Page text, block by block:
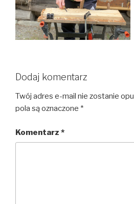
Dodaj komentarz
Twój adres e-mail nie zostanie
pola są oznaczone *
Komentarz *